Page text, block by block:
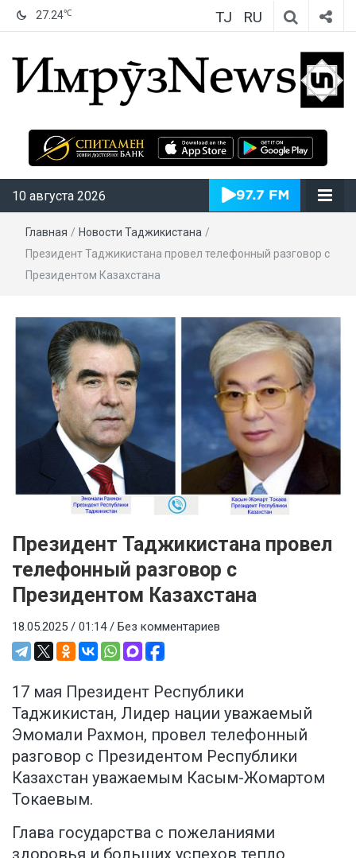
27.24℃ TJ RU
ИмрӯзNews
10 августа 2026
Главная / Новости Таджикистана /
Президент Таджикистана провел телефонный разговор с
Президентом Казахстана
Президент Таджикистана провел
телефонный разговор с
Президентом Казахстана
18.05.2025 / 01:14 / Без комментариев
17 мая Президент Республики
Таджикистан, Лидер нации уважаемый
Эмомали Рахмон, провел телефонный
разговор с Президентом Республики
Казахстан уважаемым Касым-Жомартом
Токаевым.
Глава государства с пожеланиями
здоровья и больших успехов тепло